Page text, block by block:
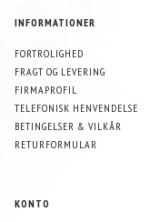
INFORMATIONER
FORTROLIGHED
FRAGT OG LEVERING
FIRMAPROFIL
TELEFONISK HENVENDELSE
BETINGELSER & VILKÅR
RETURFORMULAR
KONTO